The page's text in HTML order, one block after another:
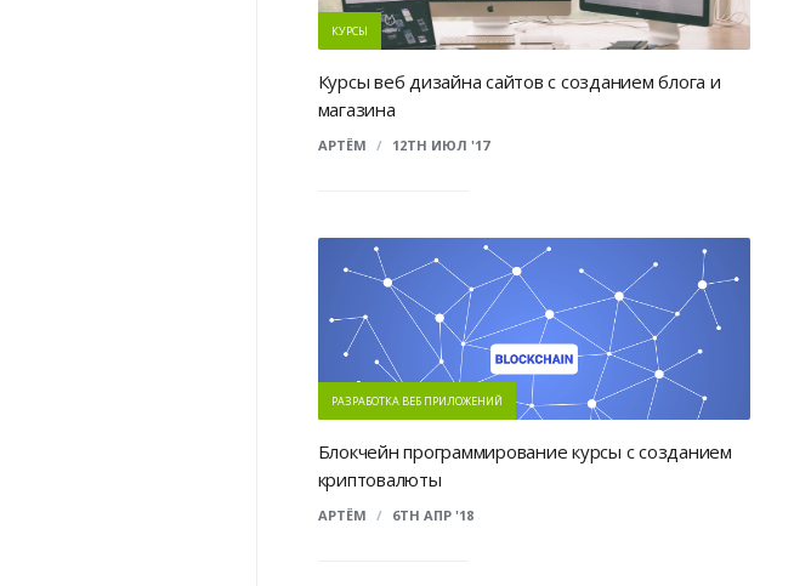
КУРСЫ
Курсы веб дизайна сайтов с созданием блога и
магазина
АРТЁМ / 12TH ИЮЛ '17
РАЗРАБОТКА ВЕБ ПРИЛОЖЕНИЙ
Блокчейн программирование курсы с созданием
криптовалюты
АРТЁМ / 6TH АПР '18